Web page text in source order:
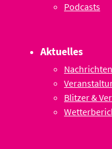
Podcasts
Aktuelles
Nachrichten
Blitzer &